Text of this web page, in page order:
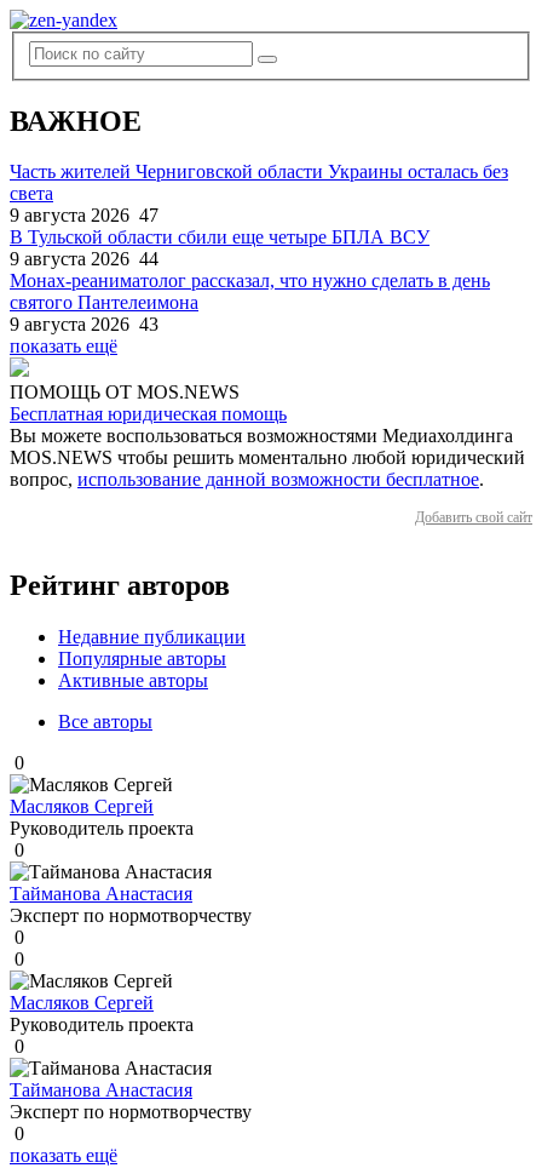
ВАЖНОЕ
Часть жителей Черниговской области Украины осталась без
света
9 августа 2026 47
В Тульской области сбили еще четыре БПЛА ВСУ
9 августа 2026 44
Монах-реаниматолог рассказал, что нужно сделать в день
святого Пантелеимона
9 августа 2026 43
показать ещё
ПОМОЩЬ ОТ MOS.NEWS
Бесплатная юридическая помощь
Вы можете воспользоваться возможностями Медиахолдинга
MOS.NEWS чтобы решить моментально любой юридический
вопрос, использование данной возможности бесплатное.
Добавить свой сайт
Рейтинг авторов
Недавние публикации
Популярные авторы
Активные авторы
Все авторы
0
Масляков Сергей
Руководитель проекта
0
Тайманова Анастасия
Эксперт по нормотворчеству
0
0
Масляков Сергей
Руководитель проекта
0
Тайманова Анастасия
Эксперт по нормотворчеству
0
показать ещё